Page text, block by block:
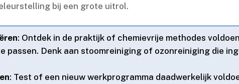
bij een grote uitrol.​
: Ontdek in de praktijk of chemievrije methodes
passen.​ Denk aan stoomreiniging of ozonreiniging die
: Test of een nieuw werkprogramma daadwerkelijk